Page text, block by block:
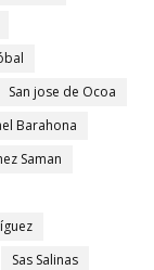
San jose de Ocoa
Barahona
Saman
Sas Salinas